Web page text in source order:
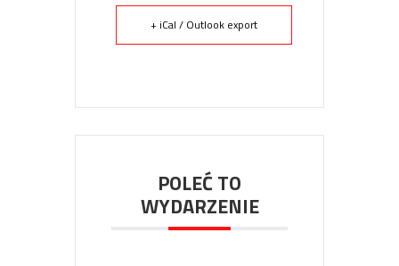
+ iCal / Outlook export
POLEĆ TO
WYDARZENIE